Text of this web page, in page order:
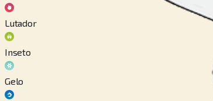
Lutador
Inseto
Gelo